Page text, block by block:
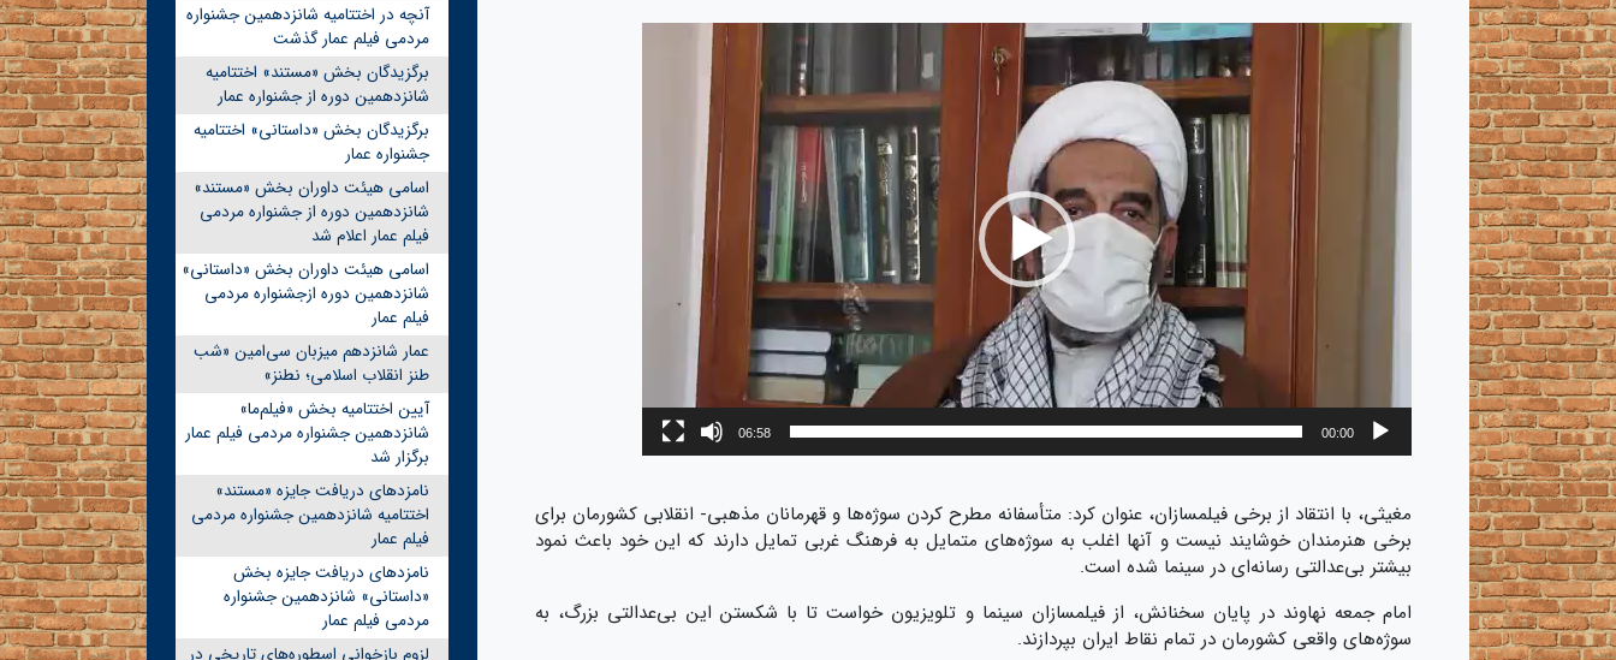
نمایشگر
00:00
06:58
مغیثی، با انتقاد از برخی فیلمسازان، عنوان کرد: متأسفانه مطرح کردن سوژه‌ها و قهرمانان مذهبی- انقلابی کشورمان برای
برخی هنرمندان خوشایند نیست و آنها اغلب به سوژه‌های متمایل به فرهنگ غربی تمایل دارند که این خود باعث نمود
بیشتر بی‌عدالتی رسانه‌ای در سینما شده است.
امام جمعه نهاوند در پایان سخنانش، از فیلمسازان سینما و تلویزیون خواست تا با شکستن این بی‌عدالتی بزرگ، به
سوژه‌های واقعی کشورمان در تمام نقاط ایران بپردازند.
آنچه در اختتامیه شانزدهمین جشنواره
مردمی فیلم عمار گذشت
برگزیدگان بخش «مستند» اختتامیه
شانزدهمین دوره از جشنواره عمار
برگزیدگان بخش «داستانی» اختتامیه
جشنواره عمار
اسامی هیئت داوران بخش «مستند»
شانزدهمین دوره از جشنواره مردمی
فیلم عمار اعلام شد
اسامی هیئت داوران بخش «داستانی»
شانزدهمین دوره ازجشنواره مردمی
فیلم عمار
عمار شانزدهم میزبان سی‌امین «شب
طنز انقلاب اسلامی؛ نطنز»
آیین اختتامیه بخش «فیلم‌ما»
شانزدهمین جشنواره مردمی فیلم عمار
برگزار شد
نامزدهای دریافت جایزه «مستند»
اختتامیه شانزدهمین جشنواره مردمی
فیلم عمار
نامزدهای دریافت جایزه بخش
«داستانی» شانزدهمین جشنواره
مردمی فیلم عمار
لزوم بازخوانی اسطوره‌های تاریخی در